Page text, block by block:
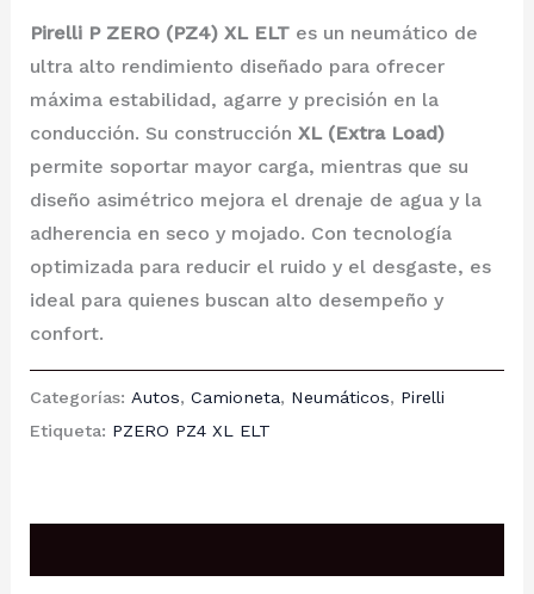
Pirelli P ZERO (PZ4) XL ELTes un neumático de
ultra alto rendimiento diseñado para ofrecer
máxima estabilidad, agarre y precisión en la
conducción. Su construcción XL (Extra Load)
permite soportar mayor carga, mientras que su
diseño asimétrico mejora el drenaje de agua y la
adherencia en seco y mojado. Con tecnología
optimizada para reducir el ruido y el desgaste, es
ideal para quienes buscan alto desempeño y
confort.
Categorías: Autos, Camioneta, Neumáticos, Pirelli
Etiqueta: PZERO PZ4 XL ELT